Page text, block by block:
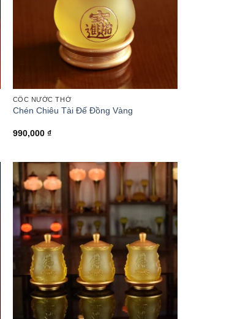
CỐC NƯỚC THỜ
Chén Chiêu Tài Đế Đồng Vàng
990,000 ₫